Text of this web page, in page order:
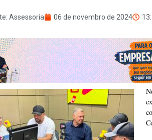
Assessoria 06 de novembro de 2024